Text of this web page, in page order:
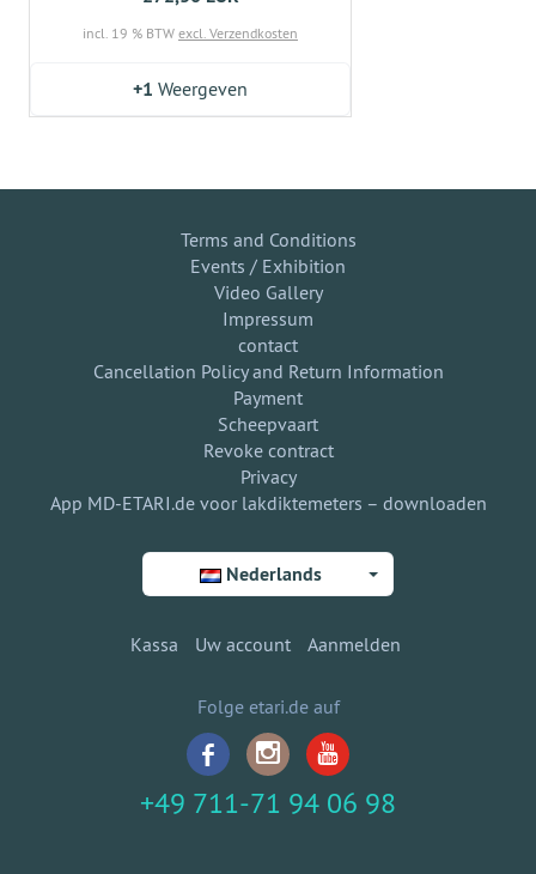
incl. 19 % BTW excl. Verzendkosten
+1 Weergeven
Terms and Conditions
Events / Exhibition
Video Gallery
Impressum
contact
Cancellation Policy and Return Information
Payment
Scheepvaart
Revoke contract
Privacy
App MD-ETARI.de voor lakdiktemeters – downloaden
Nederlands
Kassa Uw account Aanmelden
Folge etari.de auf
+49 711-71 94 06 98